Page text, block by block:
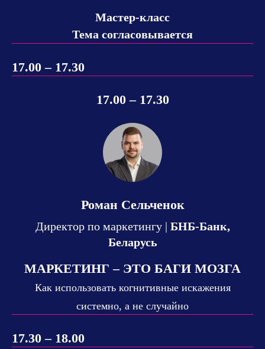
Мастер-класс
Тема согласовывается
17.00 – 17.30
17.00 – 17.30
Роман Сельченок
Директор по маркетингу | БНБ-Банк,
Беларусь
МАРКЕТИНГ – ЭТО БАГИ МОЗГА
Как использовать когнитивные искажения
системно, а не случайно
17.30 – 18.00